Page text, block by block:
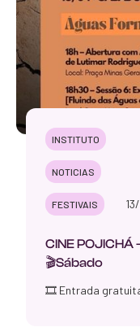
INSTITUTO
NOTICIAS
FESTIVAIS
CINE
🎬Sábado
🎞️ Entrada